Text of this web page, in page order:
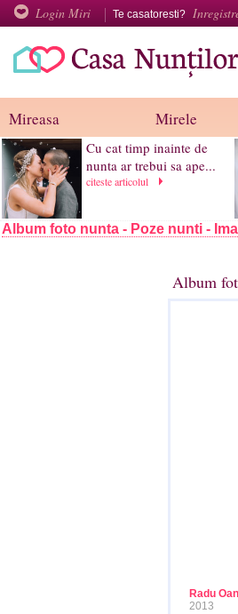
Login Miri Te casatoresti?
Mireasa Mirele
Cu cat timp inainte de
nunta ar trebui sa ape...
citeste articolul
Album foto nunta - Poze nunti -
Album
Radu
2013